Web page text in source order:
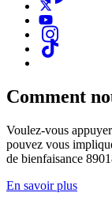
Comment
Voulez-vous
pouvez vous
de bienfaisance
En savoir plus